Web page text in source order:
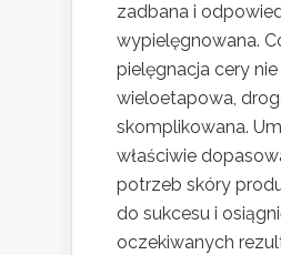
zadbana i
wypielęgnowana.
pielęgnacja cery
wieloetapowa,
skomplikowana.
właściwie
potrzeb skóry
do sukcesu i
oczekiwanych